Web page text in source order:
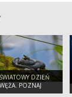
ŚWIATOWY DZIEŃ
WĘŻA. POZNAJ
NASZYCH